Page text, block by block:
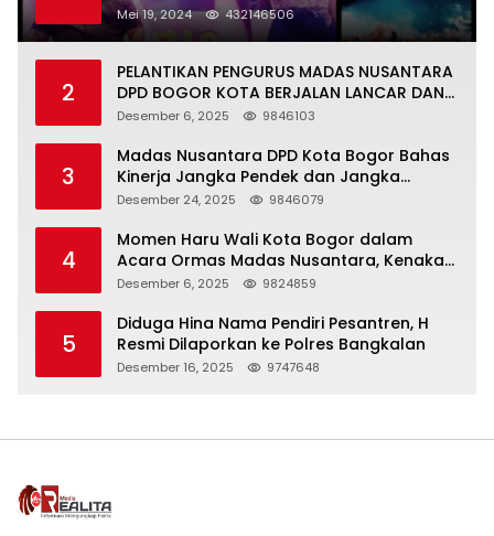
Warga Kejapanan
Mei 19, 2024 432146506
2
PELANTIKAN PENGURUS MADAS NUSANTARA
DPD BOGOR KOTA BERJALAN LANCAR DAN
KHIDMAT
Desember 6, 2025 9846103
3
Madas Nusantara DPD Kota Bogor Bahas
Kinerja Jangka Pendek dan Jangka
Panjang
Desember 24, 2025 9846079
4
Momen Haru Wali Kota Bogor dalam
Acara Ormas Madas Nusantara, Kenakan
Peci Hitam Tinggi sebagai Simbol
Desember 6, 2025 9824859
5
Diduga Hina Nama Pendiri Pesantren, H
Resmi Dilaporkan ke Polres Bangkalan
Desember 16, 2025 9747648